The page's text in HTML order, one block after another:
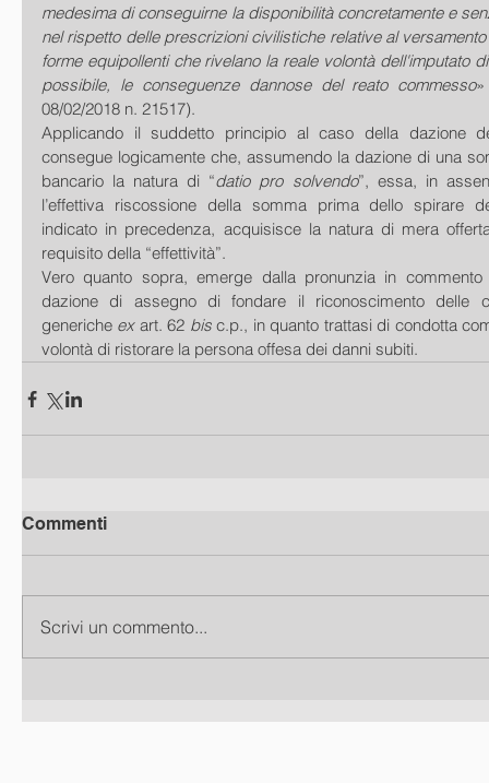
medesima di conseguirne la disponibilità concretamente e
nel rispetto delle prescrizioni civilistiche relative al
forme equipollenti che rivelano la reale volontà dell'imputato
possibile, le conseguenze dannose del reato commesso
08/02/2018 n. 21517).
Applicando il suddetto principio al caso della dazione
consegue logicamente che, assumendo la dazione di una
bancario la natura di “datio pro solvendo”, essa, in
l’effettiva riscossione della somma prima dello spirare
indicato in precedenza, acquisisce la natura di mera
requisito della “effettività”.
Vero quanto sopra, emerge dalla pronunzia in
dazione di assegno di fondare il riconoscimento delle
generiche ex art. 62 bis c.p., in quanto trattasi di condotta
volontà di ristorare la persona offesa dei danni subiti.
Commenti
Scrivi un commento...